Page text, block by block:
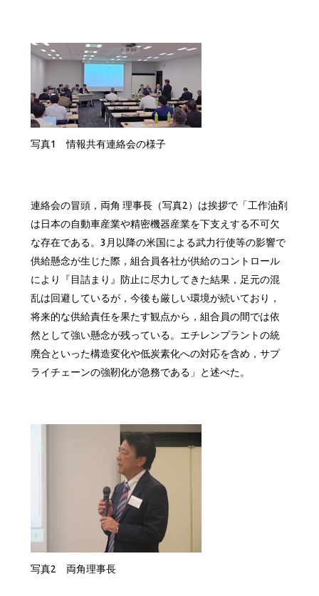
写真1 情報共有連絡会の様子
連絡会の冒頭，両角 理事長（写真2）は挨拶で「工作油剤
は日本の自動車産業や精密機器産業を下支えする不可欠
な存在である。3月以降の米国による武力行使等の影響で
供給懸念が生じた際，組合員各社が供給のコントロール
により『目詰まり』防止に尽力してきた結果，足元の混
乱は回避しているが，今後も厳しい環境が続いており，
将来的な供給責任を果たす観点から，組合員の間では依
然として強い懸念が残っている。エチレンプラントの統
廃合といった構造変化や低炭素化への対応を含め，サプ
ライチェーンの強靭化が急務である」と述べた。
写真2 両角理事長